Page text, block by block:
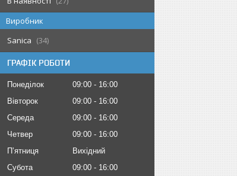
Виробник
Sanica
34
ГРАФІК РОБОТИ
Понеділок 09:00
16:00
Вівторок
09:00
16:00
Середа
09:00
16:00
Четвер
09:00
16:00
Пʼятниця
Вихідний
Субота
09:00
16:00